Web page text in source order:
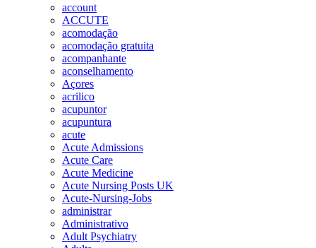
account
ACCUTE
acomodação
acomodação gratuita
acompanhante
aconselhamento
Açores
acrilico
acupuntor
acupuntura
acute
Acute Admissions
Acute Care
Acute Medicine
Acute Nursing Posts UK
Acute-Nursing-Jobs
administrar
Administrativo
Adult Psychiatry